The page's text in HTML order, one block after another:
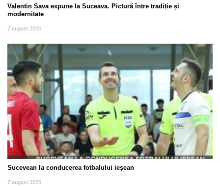
Valentin Sava expune la Suceava. Pictură între tradiție și
modernitate
7 august 2026
Sucevean la conducerea fotbalului ieșean
7 august 2026